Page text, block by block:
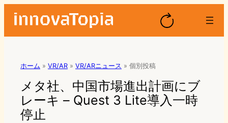
ホーム » VR/AR » VR/ARニュース » 個別投稿
メタ社、中国市場進出計画にブ
レーキ – Quest 3 Lite導入一時
停止